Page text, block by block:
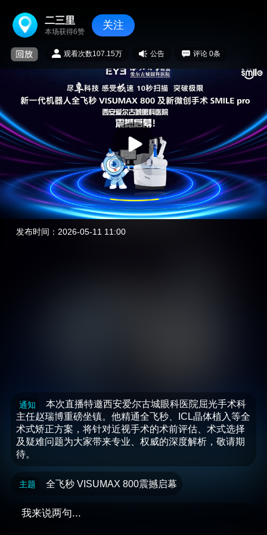
二三里
本场获得6赞
关注
观看次数107.15万 公告 评论 0条
00:00 / 00:00
发布时间：2026-05-11 11:00
通知
本次直播特邀西安爱尔古城眼科医院屈光手术科
主任赵瑞博重磅坐镇。他精通全飞秒、ICL晶体植入等全
术式矫正方案，将针对近视手术的术前评估、术式选择
及疑难问题为大家带来专业、权威的深度解析，敬请期
待。
主题 全飞秒 VISUMAX 800震撼启幕
我来说两句...